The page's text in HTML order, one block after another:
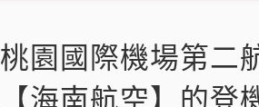
園國際機場第二
海南航空】的登